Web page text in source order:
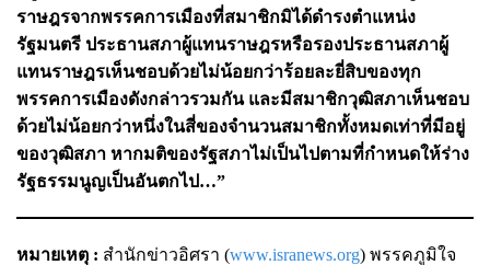
ราษฎรจากพรรคการเมืองที่สมาชิกมิได้ดำรงตำแหน่ง
รัฐมนตรี ประธานสภาผู้แทนราษฎรหรือรองประธานสภาผู้
แทนราษฎรเห็นชอบด้วยไม่น้อยกว่าร้อยละยี่สิบของทุก
พรรคการเมืองดังกล่าวรวมกัน และมีสมาชิกวุฒิสภาเห็นชอบ
ด้วยไม่น้อยกว่าหนึ่งในสี่ของจำนวนสมาชิกทั้งหมดเท่าที่มีอยู่
ของวุฒิสภา หากมติของรัฐสภาไม่เป็นไปตามที่กำหนดให้ร่าง
รัฐธรรมนูญเป็นอันตกไป…”
หมายเหตุ : สำนักข่าวอิศรา (www.isranews.org) พรรคภูมิใจ